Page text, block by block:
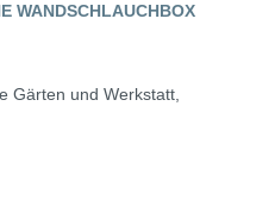
WANDSCHLAUCHBOX
Gärten und Werkstatt,